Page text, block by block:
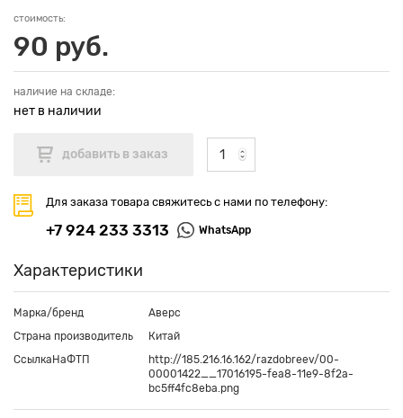
стоимость:
90 руб.
наличие на складе:
нет в наличии
Для заказа товара свяжитесь с нами по телефону:
+7 924 233 3313 WhatsApp
Характеристики
Марка/бренд
Аверс
Страна производитель
Китай
СсылкаНаФТП
http://185.216.16.162/razdobreev/00-
00001422__17016195-fea8-11e9-8f2a-
bc5ff4fc8eba.png